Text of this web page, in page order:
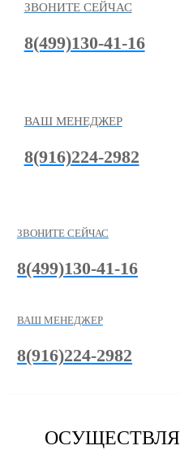
ЗВОНИТЕ СЕЙЧАС
8(499)130-41-16
ВАШ МЕНЕДЖЕР
8(916)224-2982
ЗВОНИТЕ СЕЙЧАС
8(499)130-41-16
ВАШ МЕНЕДЖЕР
8(916)224-2982